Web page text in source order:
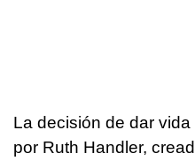
La decisión de dar
por Ruth Handler,